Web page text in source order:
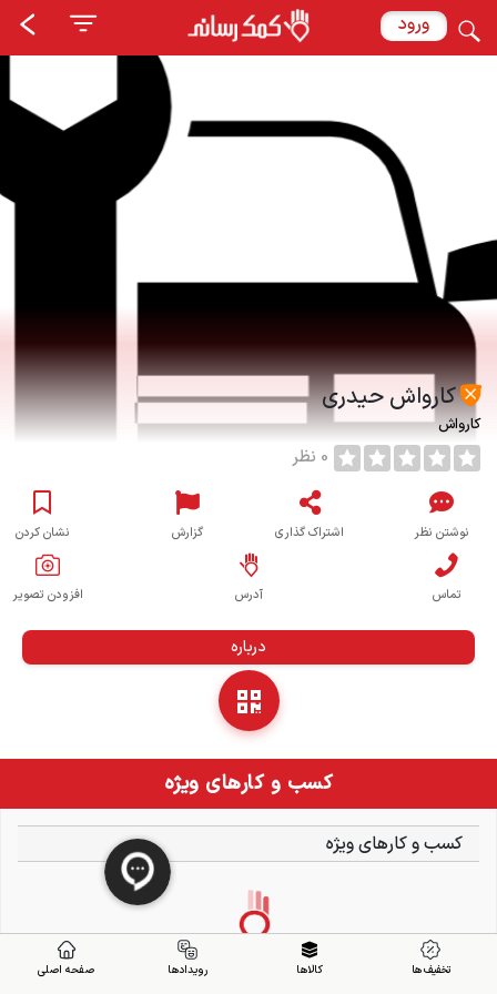
ورود
کارواش حیدری
کارواش
0 نظر
نوشتن نظر اشتراک گذاری گزارش نشان کردن
تماس آدرس افزودن تصویر
درباره
کسب و کارهای ویژه
کسب و کارهای ویژه
تخفیف ها کالاها رویدادها صفحه اصلی